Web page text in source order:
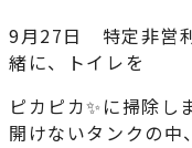
9月27日 特定非営
緒に、トイレを
ピカピカ✨に掃除し
開けないタンクの中